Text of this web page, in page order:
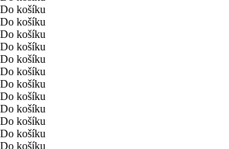
Do košíku
Do košíku
Do košíku
Do košíku
Do košíku
Do košíku
Do košíku
Do košíku
Do košíku
Do košíku
Do košíku
Do košíku